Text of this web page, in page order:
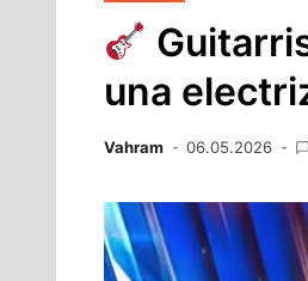
una
Vahram 06.05.2026